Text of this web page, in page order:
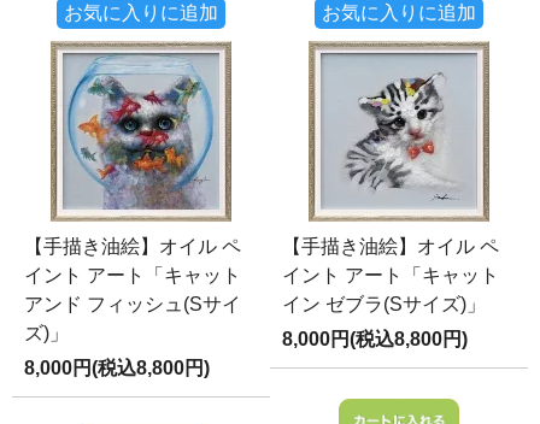
お気に入りに追加 お気に入りに追加
【手描き油絵】オイル ペ
イント アート「キャット
アンド フィッシュ(Sサイ
ズ)」
8,000円(税込8,800円)
【手描き油絵】オイル ペ
イント アート「キャット
イン ゼブラ(Sサイズ)」
8,000円(税込8,800円)